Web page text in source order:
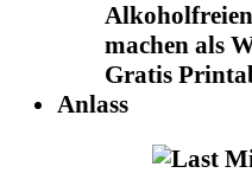
machen als
Gratis
Anlass